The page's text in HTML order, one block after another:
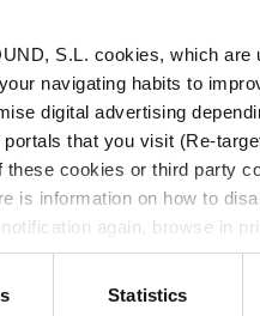
S.L. cookies, which are
navigating habits to
digital advertising
that you visit (Re-
cookies or third party
is information on how to
again, browse in
Statistics
mensaje en
tarde del sábado 28 de
(1949-2023) había
obituarios de
o ‘Variety’, pero
que Jimmy